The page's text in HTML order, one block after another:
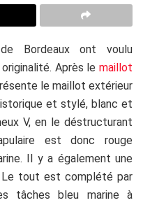
Bordeaux ont voulu
Après le maillot
le maillot extérieur
et stylé, blanc et
V, en le déstructurant
est donc rouge
Il y a également une
Le tout est complété par
tâches bleu marine à